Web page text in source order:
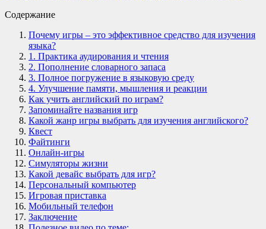
Содержание
Почему игры – это эффективное средство для изучения
языка?
1. Практика аудирования и чтения
2. Пополнение словарного запаса
3. Полное погружение в языковую среду
4. Улучшение памяти, мышления и реакции
Как учить английский по играм?
Запоминайте названия игр
Какой жанр игры выбрать для изучения английского?
Квест
Файтинги
Онлайн-игры
Симуляторы жизни
Какой девайс выбрать для игр?
Персональный компьютер
Игровая приставка
Мобильный телефон
Заключение